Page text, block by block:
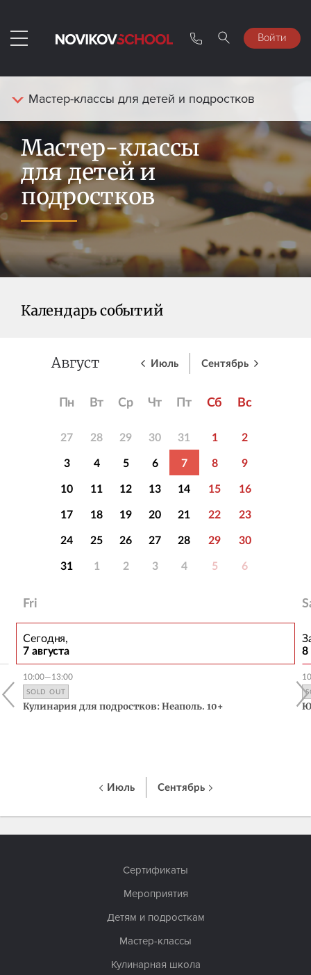
Войти
Мастер-классы для детей и подростков
Мастер-классы
для детей и
подростков
Календарь событий
Август Июль Сентябрь
Пн Вт Ср Чт Пт Сб Вс
27 28 29 30 31 1
2
3
4 5 6 7 8
9
10
11 12 13 14 15
16
17
18 19 20 21 22
23
24
25 26 27 28 29
30
31
1 2 3 4 5 6
Fri
Сегодня,
7 августа
10:00—13:00
SOLD OUT
Кулинария для подростков: Неаполь. 10+
8
Июль Сентябрь
Сертификаты
Мероприятия
Детям и подросткам
Мастер-классы
Кулинарная школа